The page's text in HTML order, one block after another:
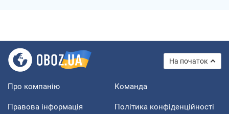
На початок
Про компанію Команда
Правова інформація Політика конфіденційності